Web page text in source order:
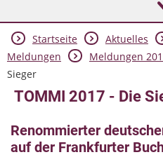
Startseite Aktuelles
Meldungen
Meldungen
Sieger
TOMMI 2017 - Die
Renommierter
auf der Frankfurter